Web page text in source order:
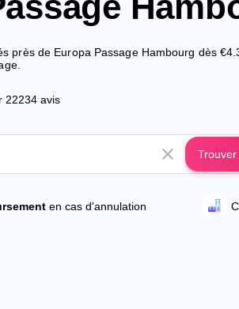
près de Europa Passage Hambourg dès
22234 avis
en cas d'annulation